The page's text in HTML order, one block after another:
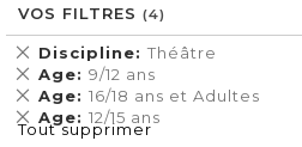
VOS FILTRES
Discipline Théâtre
Supprimer
cet
Élément
Age 9/12 ans
Supprimer
cet
Élément
Age 16/18 ans et Adultes
Supprimer
cet
Élément
Age 12/15 ans
Supprimer
cet
Tout supprimer